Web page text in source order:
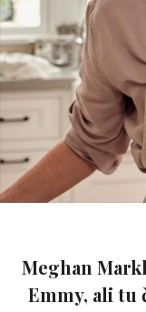
Meghan
Emmy, ali tu